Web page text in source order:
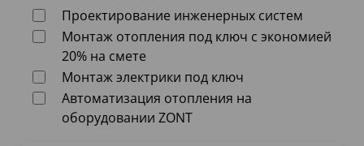
Проектирование инженерных систем
Монтаж отопления под ключ с экономией
20% на смете
Монтаж электрики под ключ
Автоматизация отопления на
оборудовании ZONT